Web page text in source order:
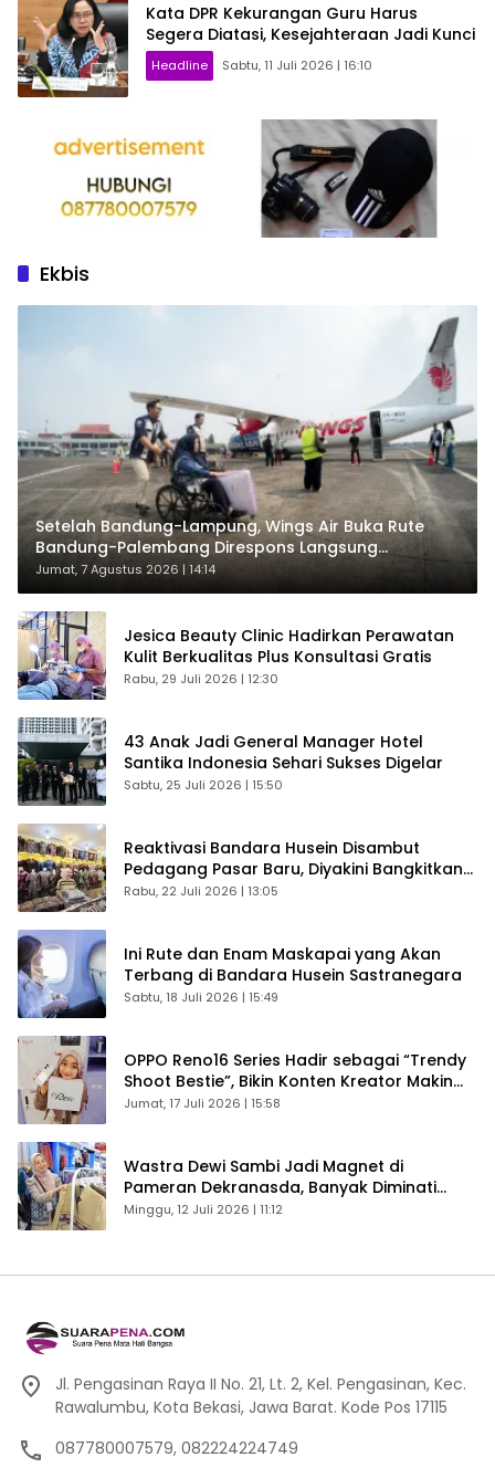
Kata DPR Kekurangan Guru Harus
Segera Diatasi, Kesejahteraan Jadi Kunci
Headline Sabtu, 11 Juli 2026 | 16:10
Ekbis
Setelah Bandung-Lampung, Wings Air Buka Rute
Bandung-Palembang Direspons Langsung
Penumpang
Jumat, 7 Agustus 2026 | 14:14
Jesica Beauty Clinic Hadirkan Perawatan
Kulit Berkualitas Plus Konsultasi Gratis
Rabu, 29 Juli 2026 | 12:30
43 Anak Jadi General Manager Hotel
Santika Indonesia Sehari Sukses Digelar
Sabtu, 25 Juli 2026 | 15:50
Reaktivasi Bandara Husein Disambut
Pedagang Pasar Baru, Diyakini Bangkitkan
Kembali Ekonomi Bandung
Rabu, 22 Juli 2026 | 13:05
Ini Rute dan Enam Maskapai yang Akan
Terbang di Bandara Husein Sastranegara
Sabtu, 18 Juli 2026 | 15:49
OPPO Reno16 Series Hadir sebagai “Trendy
Shoot Bestie”, Bikin Konten Kreator Makin
Betah
Jumat, 17 Juli 2026 | 15:58
Wastra Dewi Sambi Jadi Magnet di
Pameran Dekranasda, Banyak Diminati
Pengunjung
Minggu, 12 Juli 2026 | 11:12
Jl. Pengasinan Raya II No. 21, Lt. 2, Kel. Pengasinan, Kec.
Rawalumbu, Kota Bekasi, Jawa Barat. Kode Pos 17115
087780007579, 082224224749